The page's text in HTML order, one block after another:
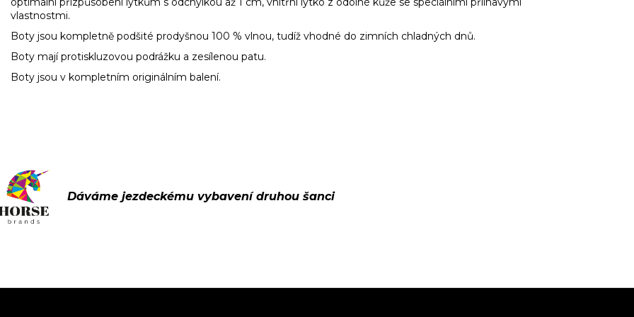
vlastnostmi.
Boty jsou kompletně podšité prodyšnou 100 % vlnou, tudíž vhodné do zimních chladných dnů.
Boty mají protiskluzovou podrážku a zesílenou patu.
Boty jsou v kompletním originálním balení.